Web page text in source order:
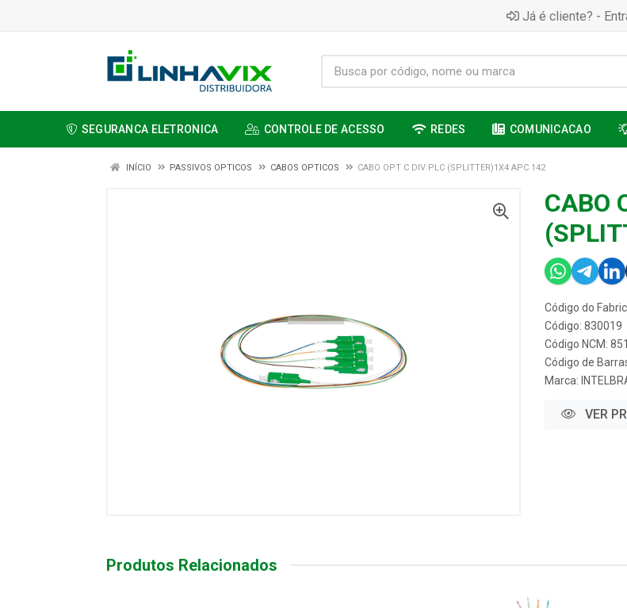
Já é cliente? -
SEGURANCA ELETRONICA CONTROLE DE ACESSO REDES COMUNICACAO
INÍCIO PASSIVOS OPTICOS CABOS OPTICOS CABO OPT C DIV PLC (SPLITTER)1X4 APC 142
CABO
Código do
Código: 830019
Código NCM:
Código de
Marca:
VER
Produtos Relacionados